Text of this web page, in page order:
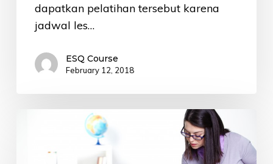
dapatkan pelatihan tersebut karena
jadwal les…
ESQ Course
February 12, 2018
Inggris,